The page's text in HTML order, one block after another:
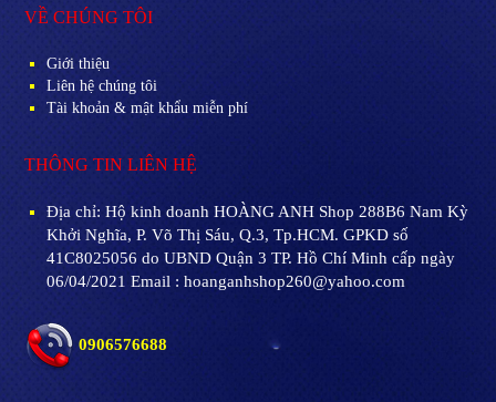
VỀ CHÚNG TÔI
Giới thiệu
Liên hệ chúng tôi
Tài khoản & mật khẩu miễn phí
THÔNG TIN LIÊN HỆ
Địa chỉ: Hộ kinh doanh HOÀNG ANH Shop 288B6 Nam Kỳ
Khởi Nghĩa, P. Võ Thị Sáu, Q.3, Tp.HCM. GPKD số
41C8025056 do UBND Quận 3 TP. Hồ Chí Minh cấp ngày
06/04/2021 Email : hoanganhshop260@yahoo.com
0906576688